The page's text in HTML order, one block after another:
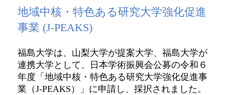
地域中核・特色ある研究大学強化促進
事業 (J-PEAKS)
福島大学は、山梨大学が提案大学、福島大学が
連携大学として、日本学術振興会公募の令和６
年度「地域中核・特色ある研究大学強化促進事
業（J-PEAKS）」に申請し、採択されました。